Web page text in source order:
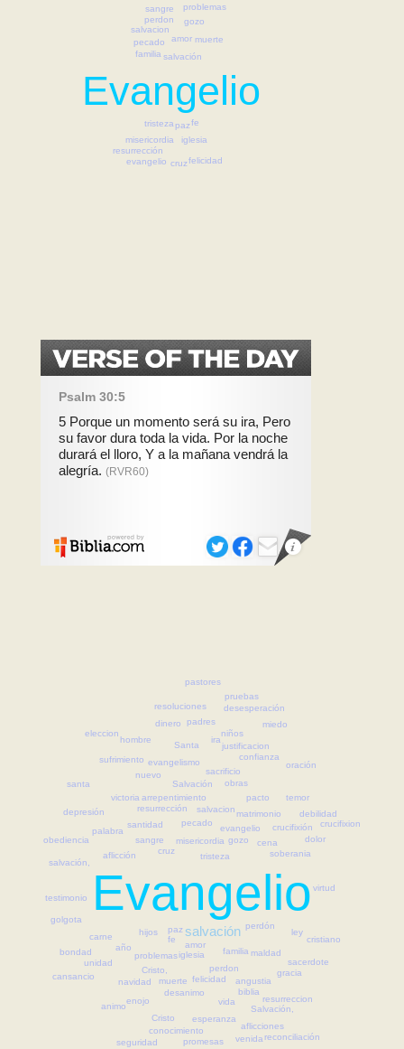
Evangelio
salvación
tristeza
amor
misericordia
pecado
paz
familia
iglesia
fe
gozo
perdon
salvacion
evangelio cruzfelicidad
problemas
sangre
resurrección
muerte
Evangelio
salvación
tristeza
amor
misericordia
pecado
paz
familia
iglesia
fe
gozo
perdon
salvacion
evangelio
cruz
felicidad
problemas
sangre
resurrección
muerte
desanimo
arrepentimiento
hijos
Cristo,
perdón
Salvación
santidad
maldad
matrimonio
angustia
cena
obras
vida
pacto
biblia
aflicción
sacrificio
esperanza
navidad
soberania
evangelismo
Cristo
conocimiento
enojo
nuevo
ley
crucifixión
Santa
promesas
gracia
confianza
ira
aflicciones
carne
palabra
Salvación,
resurreccion
justificacion
victoria
venida
unidad
padres
temor
año
sacerdote
dolor
dinero
sufrimiento
seguridad
niños
resoluciones
hombre
cristiano
animo
bondad
debilidad
desesperación
reconciliación
depresión
testimonio
oración
virtud
salvación,
miedo
obediencia
golgota
santa
pruebas
cansancio
crucifixion
pastores
eleccion